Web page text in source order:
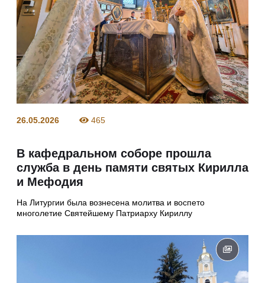
26.05.2026 465
В кафедральном соборе прошла
служба в день памяти святых Кирилла
и Мефодия
На Литургии была вознесена молитва и воспето
многолетие Святейшему Патриарху Кириллу